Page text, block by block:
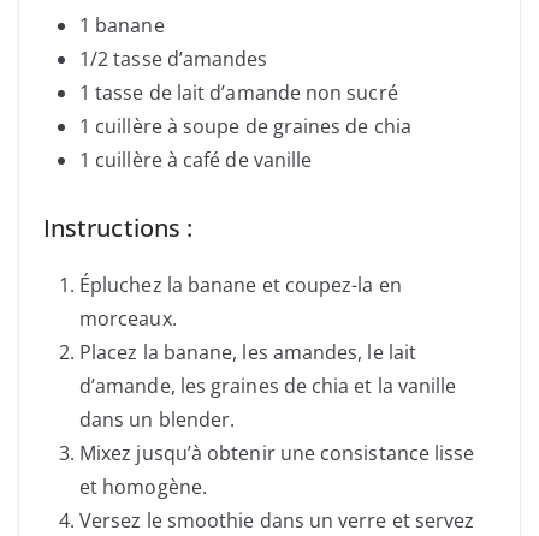
1 banane
1/2 tasse d’amandes
1 tasse de lait d’amande non sucré
1 cuillère à soupe de graines de chia
1 cuillère à café de vanille
Instructions :
Épluchez la banane et coupez-la en
morceaux.
Placez la banane, les amandes, le lait
d’amande, les graines de chia et la vanille
dans un blender.
Mixez jusqu’à obtenir une consistance lisse
et homogène.
Versez le smoothie dans un verre et servez